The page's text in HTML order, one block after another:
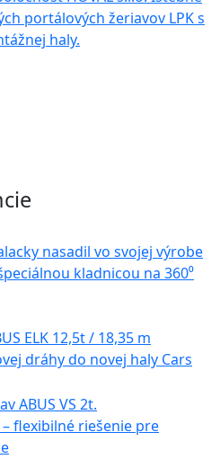
portálových žeriavov LPK s
haly.
nasadil vo svojej výrobe
kladnicou na 360⁰
ELK 12,5t / 18,35 m
dráhy do novej haly Cars
flexibilné riešenie pre